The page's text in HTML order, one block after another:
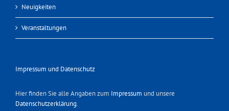
Neuigkeiten
Veranstaltungen
Impressum und Datenschutz
Hier finden Sie alle Angaben zum Impressum und unsere
Datenschutzerklärung.